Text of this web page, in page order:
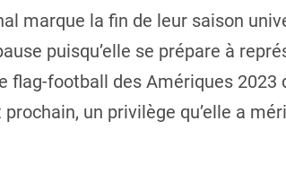
marque la fin de leur saison
puisqu’elle se prépare à
football des Amériques 2023
un privilège qu’elle a